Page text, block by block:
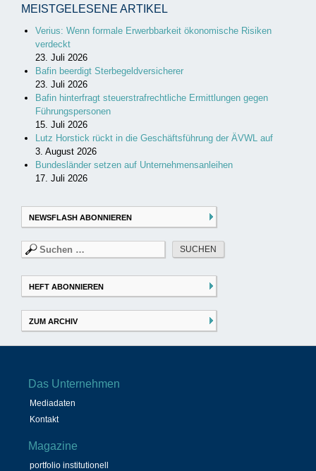
MEISTGELESENE ARTIKEL
Verius: Wenn formale Erwerbbarkeit ökonomische Risiken
verdeckt
23. Juli 2026
Bafin beerdigt Sterbegeldversicherer
23. Juli 2026
Bafin hinterfragt steuerstrafrechtliche Ermittlungen gegen
Führungspersonen
15. Juli 2026
Lutz Horstick rückt in die Geschäftsführung der ÄVWL auf
3. August 2026
Bundesländer setzen auf Unternehmensanleihen
17. Juli 2026
NEWSFLASH ABONNIEREN
Suchen
nach:
HEFT ABONNIEREN
ZUM ARCHIV
Das Unternehmen
Mediadaten
Kontakt
Magazine
portfolio institutionell